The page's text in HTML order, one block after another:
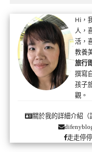
Hi，
人，
活，
教養
旅行
撰寫
孩子
觀。
關於我的詳細介紹（
走走停